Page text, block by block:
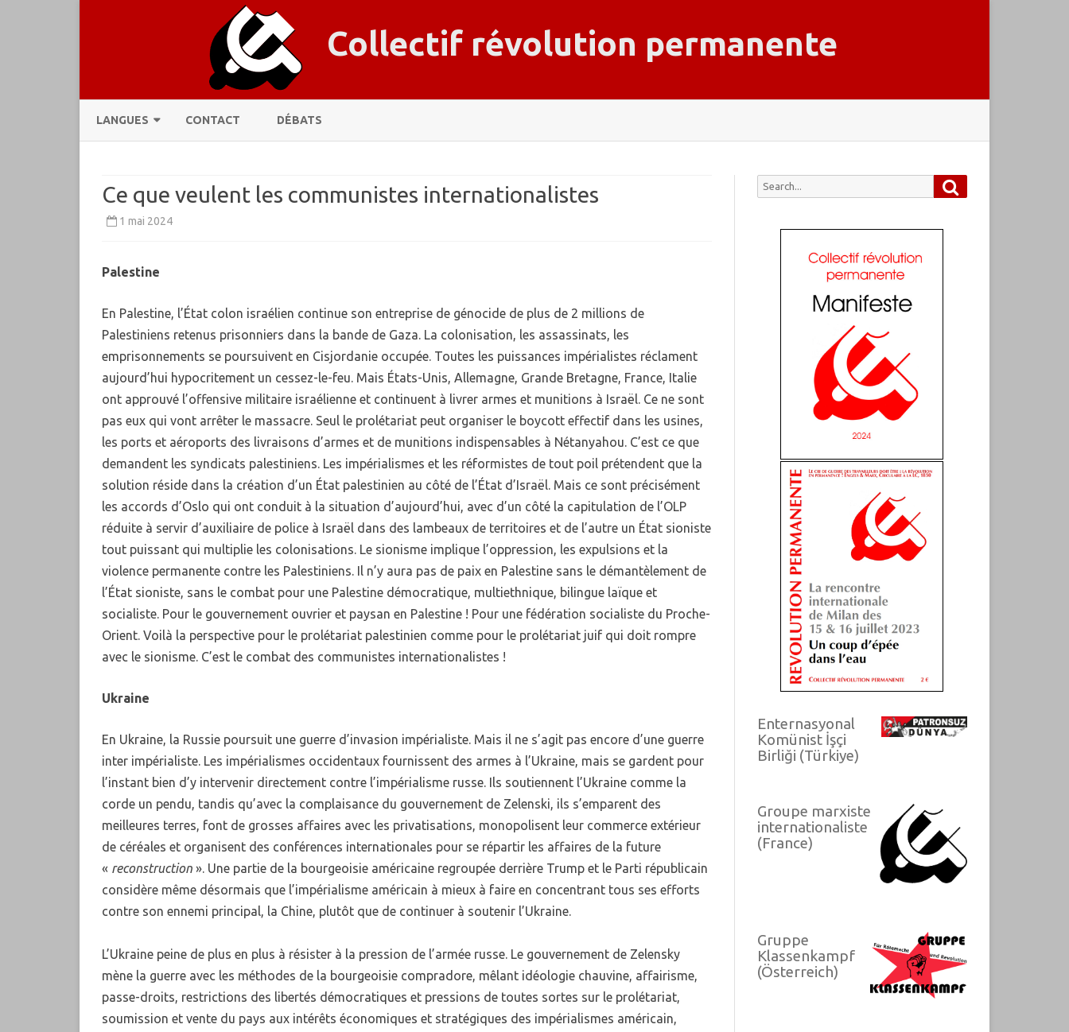
Collectif révolution permanente
LANGUES
DEUTSCH
ENGLISH
FRANÇAIS
ITALIANO
KURDÎ
PORTUGUÊS
PУССКИЙ
TÜRKÇE
CONTACT DÉBATS
Ce que veulent les communistes internationalistes
1 mai 2024
Palestine
En Palestine, l’État colon israélien continue son entreprise de génocide de plus de 2 millions de
Palestiniens retenus prisonniers dans la bande de Gaza. La colonisation, les assassinats, les
emprisonnements se poursuivent en Cisjordanie occupée. Toutes les puissances impérialistes réclament
aujourd’hui hypocritement un cessez-le-feu. Mais États-Unis, Allemagne, Grande Bretagne, France, Italie
ont approuvé l’offensive militaire israélienne et continuent à livrer armes et munitions à Israël. Ce ne sont
pas eux qui vont arrêter le massacre. Seul le prolétariat peut organiser le boycott effectif dans les usines,
les ports et aéroports des livraisons d’armes et de munitions indispensables à Nétanyahou. C’est ce que
demandent les syndicats palestiniens. Les impérialismes et les réformistes de tout poil prétendent que la
solution réside dans la création d’un État palestinien au côté de l’État d’Israël. Mais ce sont précisément
les accords d’Oslo qui ont conduit à la situation d’aujourd’hui, avec d’un côté la capitulation de l’OLP
réduite à servir d’auxiliaire de police à Israël dans des lambeaux de territoires et de l’autre un État sioniste
tout puissant qui multiplie les colonisations. Le sionisme implique l’oppression, les expulsions et la
violence permanente contre les Palestiniens. Il n’y aura pas de paix en Palestine sans le démantèlement de
l’État sioniste, sans le combat pour une Palestine démocratique, multiethnique, bilingue laïque et
socialiste. Pour le gouvernement ouvrier et paysan en Palestine ! Pour une fédération socialiste du Proche-
Orient. Voilà la perspective pour le prolétariat palestinien comme pour le prolétariat juif qui doit rompre
avec le sionisme. C’est le combat des communistes internationalistes !
Ukraine
En Ukraine, la Russie poursuit une guerre d’invasion impérialiste. Mais il ne s’agit pas encore d’une guerre
inter impérialiste. Les impérialismes occidentaux fournissent des armes à l’Ukraine, mais se gardent pour
l’instant bien d’y intervenir directement contre l’impérialisme russe. Ils soutiennent l’Ukraine comme la
corde un pendu, tandis qu’avec la complaisance du gouvernement de Zelenski, ils s’emparent des
meilleures terres, font de grosses affaires avec les privatisations, monopolisent leur commerce extérieur
de céréales et organisent des conférences internationales pour se répartir les affaires de la future
« reconstruction ». Une partie de la bourgeoisie américaine regroupée derrière Trump et le Parti républicain
considère même désormais que l’impérialisme américain à mieux à faire en concentrant tous ses efforts
contre son ennemi principal, la Chine, plutôt que de continuer à soutenir l’Ukraine.
L’Ukraine peine de plus en plus à résister à la pression de l’armée russe. Le gouvernement de Zelensky
mène la guerre avec les méthodes de la bourgeoisie compradore, mêlant idéologie chauvine, affairisme,
passe-droits, restrictions des libertés démocratiques et pressions de toutes sortes sur le prolétariat,
soumission et vente du pays aux intérêts économiques et stratégiques des impérialismes américain,
Search
Enternasyonal
Komünist İşçi
Birliği (Türkiye)
Groupe marxiste
internationaliste
(France)
Gruppe
Klassenkampf
(Österreich)